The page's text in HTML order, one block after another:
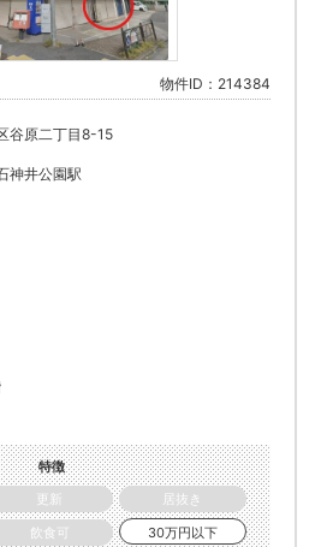
物件ID：214384
谷原二丁目8-15
神井公園駅
特徴
更新
居抜き
飲食可
30万円以下